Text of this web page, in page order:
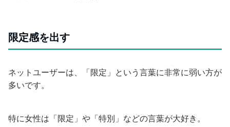
限定感を出す
ネットユーザーは、「限定」という言葉に非常に弱い方が
多いです。
特に女性は「限定」や「特別」などの言葉が大好き。